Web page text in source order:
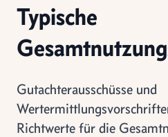
Typische
Gutachterausschüsse und
Richtwerte für die